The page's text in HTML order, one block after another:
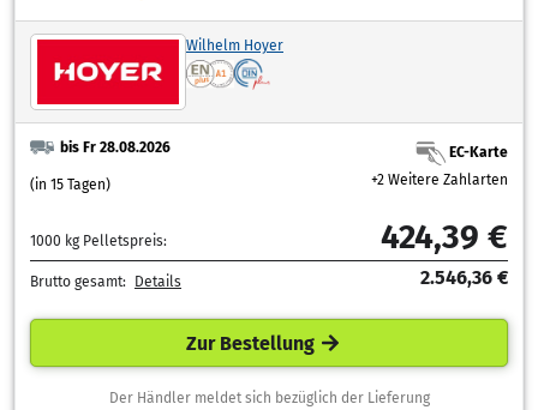
Wilhelm Hoyer
bis Fr 28.08.2026
(in 15 Tagen)
EC-Karte
+2 Weitere Zahlarten
1000 kg Pelletspreis: 424,39 €
Brutto gesamt: Details 2.546,36 €
Zur Bestellung
Der Händler meldet sich bezüglich der Lieferung